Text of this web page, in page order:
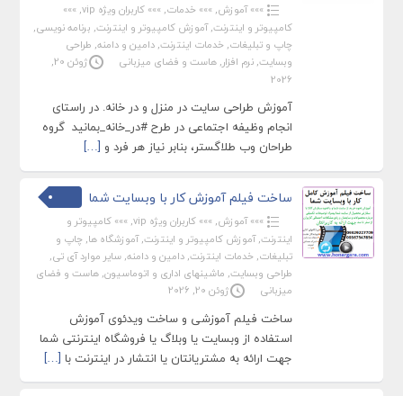
»»» آموزش, »»» خدمات, »»» کاربران ویژه vip ,
»»»
کامپیوتر و اینترنت,آموزش کامپیوتر و اینترنت, برنامه نویسی,
چاپ و تبلیغات, خدمات اینترنت, دامین و دامنه, طراحی
وبسایت, نرم افزار, هاست و فضای میزبانی
ژوئن 20,
2026
آموزش طراحی سایت در منزل و در خانه. در راستای
انجام وظیفه اجتماعی در طرح #در_خانه_بمانید گروه
طراحان وب طلاگستر، بنابر نیاز هر فرد و […]
ساخت فیلم آموزش کار با وبسایت شما
»»» آموزش, »»» کاربران ویژه vip , »»» کامپیوتر و
اینترنت,آموزش کامپیوتر و اینترنت,آموزشگاه ها, چاپ و
تبلیغات, خدمات اینترنت, دامین و دامنه, سایر موارد آی تی,
طراحی وبسایت, ماشینهای اداری و اتوماسیون, هاست و فضای
میزبانی
ژوئن 20, 2026
ساخت فیلم آموزشی و ساخت ویدئوی آموزش
استفاده از وبسایت یا وبلاگ یا فروشگاه اینترنتی شما
جهت ارائه به مشتریانتان یا انتشار در اینترنت با […]